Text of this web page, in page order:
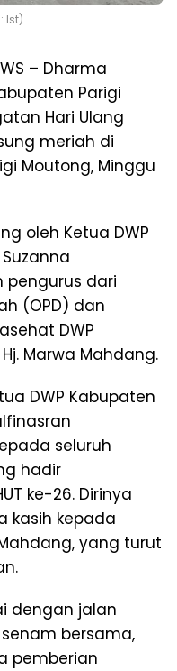
Ist)
– Dharma
Parigi
Hari Ulang
meriah di
Moutong, Minggu
oleh Ketua DWP
pengurus dari
(OPD) dan
DWP
Marwa Mahdang.
DWP Kabupaten
seluruh
hadir
ke-26. Dirinya
kasih kepada
yang turut
dengan jalan
bersama,
pemberian